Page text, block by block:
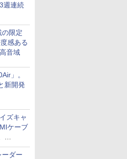
週連続
限定
感ある
音域
」。
新開発
ズキャ
ケーブ
ダー